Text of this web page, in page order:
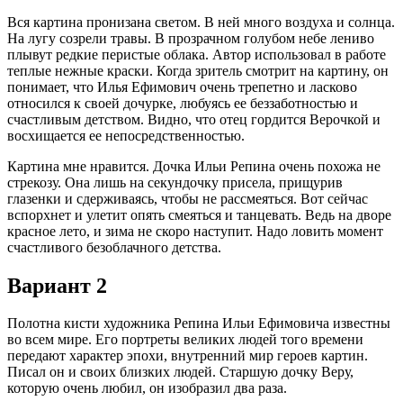
Вся картина пронизана светом. В ней много воздуха и солнца.
На лугу созрели травы. В прозрачном голубом небе лениво
плывут редкие перистые облака. Автор использовал в работе
теплые нежные краски. Когда зритель смотрит на картину, он
понимает, что Илья Ефимович очень трепетно и ласково
относился к своей дочурке, любуясь ее беззаботностью и
счастливым детством. Видно, что отец гордится Верочкой и
восхищается ее непосредственностью.
Картина мне нравится. Дочка Ильи Репина очень похожа не
стрекозу. Она лишь на секундочку присела, прищурив
глазенки и сдерживаясь, чтобы не рассмеяться. Вот сейчас
вспорхнет и улетит опять смеяться и танцевать. Ведь на дворе
красное лето, и зима не скоро наступит. Надо ловить момент
счастливого безоблачного детства.
Вариант 2
Полотна кисти художника Репина Ильи Ефимовича известны
во всем мире. Его портреты великих людей того времени
передают характер эпохи, внутренний мир героев картин.
Писал он и своих близких людей. Старшую дочку Веру,
которую очень любил, он изобразил два раза.